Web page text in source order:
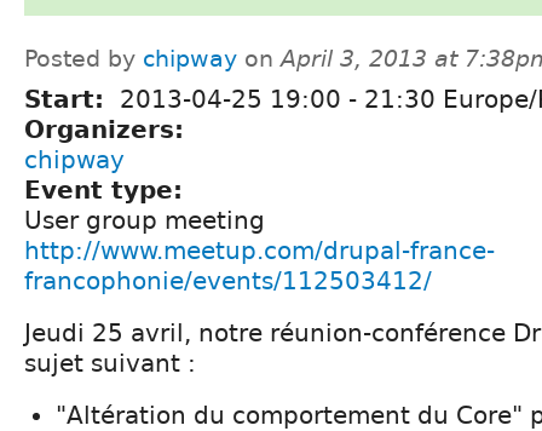
Posted by chipway onApril 3, 2013 at
Start: 2013-04-25 19:00 - 21:30 Europe/
Organizers:
chipway
Event type:
User group meeting
http://www.meetup.com/drupal-france-
francophonie/events/112503412/
Jeudi 25 avril, notre réunion-conférence
sujet suivant :
"Altération du comportement du Core"